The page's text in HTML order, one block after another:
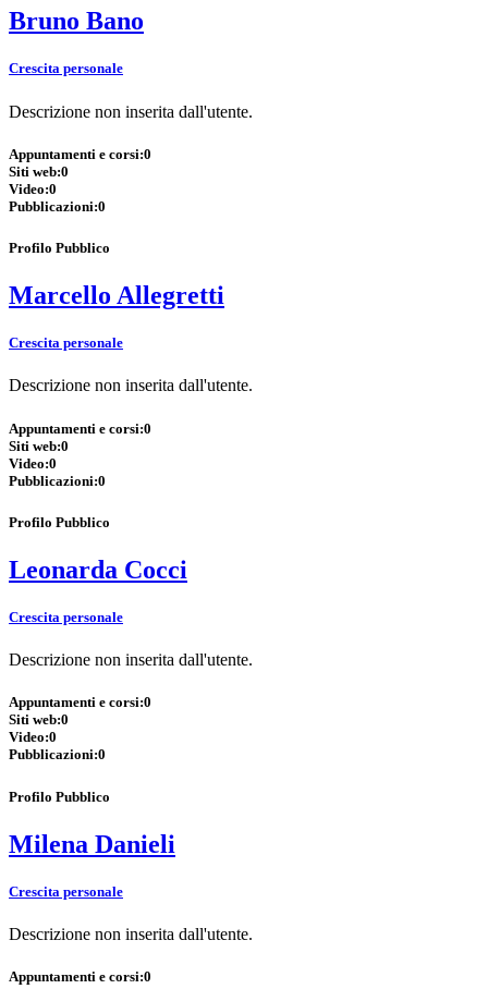
Bruno Bano
Crescita personale
Descrizione non inserita dall'utente.
Appuntamenti e corsi:0
Siti web:0
Video:0
Pubblicazioni:0
Profilo Pubblico
Marcello Allegretti
Crescita personale
Descrizione non inserita dall'utente.
Appuntamenti e corsi:0
Siti web:0
Video:0
Pubblicazioni:0
Profilo Pubblico
Leonarda Cocci
Crescita personale
Descrizione non inserita dall'utente.
Appuntamenti e corsi:0
Siti web:0
Video:0
Pubblicazioni:0
Profilo Pubblico
Milena Danieli
Crescita personale
Descrizione non inserita dall'utente.
Appuntamenti e corsi:0